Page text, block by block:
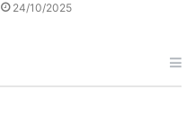
24/10/2025